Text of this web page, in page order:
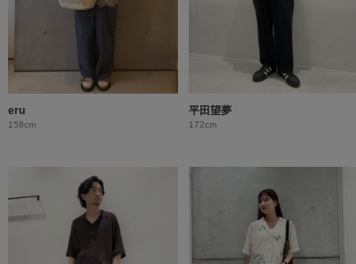
eru
158cm
平田望夢
172cm